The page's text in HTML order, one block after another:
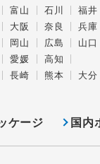
富山 石川 福井
大阪 奈良 兵庫
岡山 広島
山口
愛媛
高知
長崎 熊本 大分
ケージ 国内